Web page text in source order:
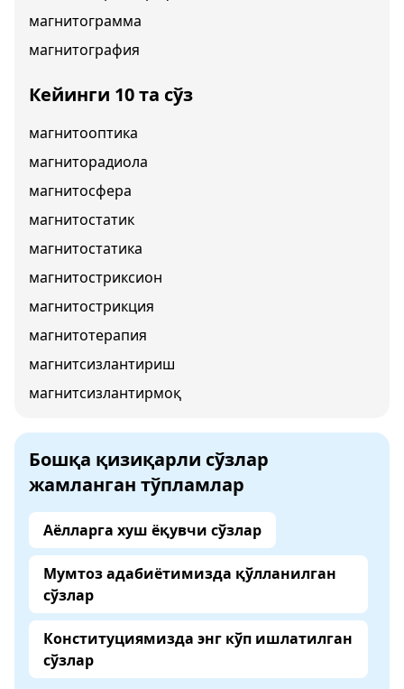
магнитограмма
магнитография
Кейинги 10 та сўз
магнитооптика
магниторадиола
магнитосфера
магнитостатик
магнитостатика
магнитостриксион
магнитострикция
магнитотерапия
магнитсизлантириш
магнитсизлантирмоқ
Бошқа қизиқарли сўзлар
жамланган тўпламлар
Аёлларга хуш ёқувчи сўзлар
Мумтоз адабиётимизда қўлланилган
сўзлар
Конституциямизда энг кўп ишлатилган
сўзлар